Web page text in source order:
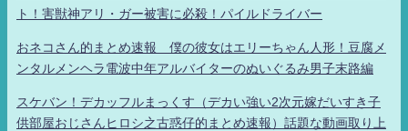
ト！害獣神アリ・ガー被害に必殺！パイルドライバー
おネコさん的まとめ速報 僕の彼女はエリーちゃん人形！豆腐メ
ンタルメンヘラ電波中年アルバイターのぬいぐるみ男子末路編
スケバン！デカッフルまっくす（デカい強い2次元嫁だいすき子
供部屋おじさんヒロシ之古惑仔的まとめ速報）話題な動画取り上